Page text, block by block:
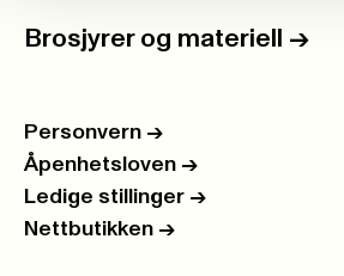
Brosjyrer og materiell ->
Personvern ->
Åpenhetsloven ->
Ledige stillinger ->
Nettbutikken ->